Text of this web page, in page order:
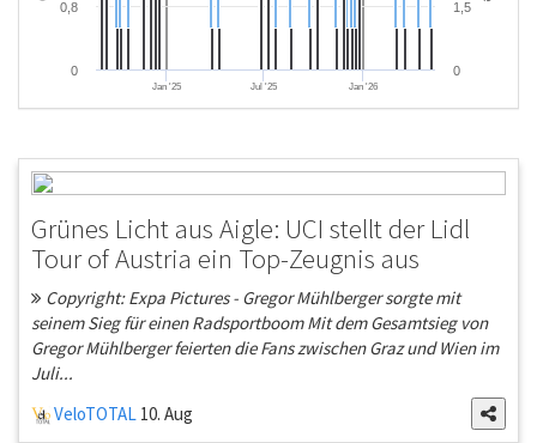
Jan '25 Jul '25 Jan '26
0
0,8
0
1,5
Grünes Licht aus Aigle: UCI stellt der Lidl
Tour of Austria ein Top-Zeugnis aus
Copyright: Expa Pictures - Gregor Mühlberger sorgte mit
seinem Sieg für einen Radsportboom Mit dem Gesamtsieg von
Gregor Mühlberger feierten die Fans zwischen Graz und Wien im
Juli...
VeloTOTAL 10. Aug